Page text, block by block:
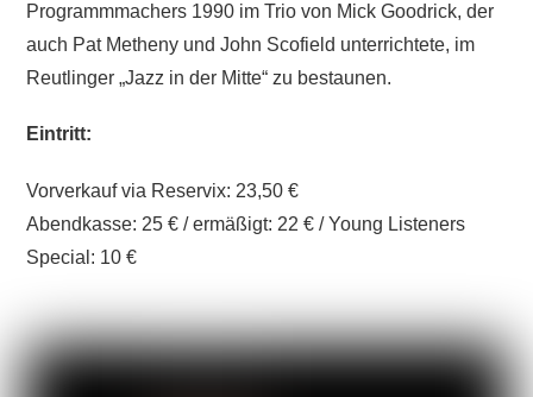
Programmmachers 1990 im Trio von Mick Goodrick, der
auch Pat Metheny und John Scofield unterrichtete, im
Reutlinger „Jazz in der Mitte“ zu bestaunen.
Eintritt:
Vorverkauf via Reservix: 23,50 €
Abendkasse: 25 € / ermäßigt: 22 € / Young Listeners
Special: 10 €